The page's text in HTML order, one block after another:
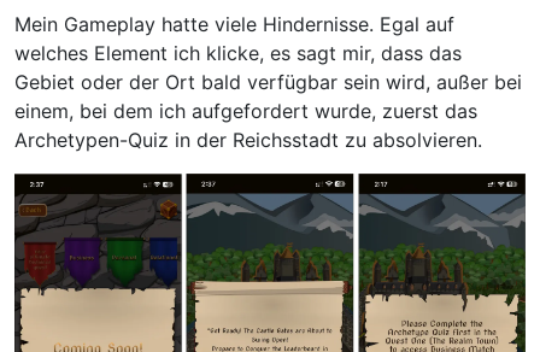
Mein Gameplay hatte viele Hindernisse. Egal auf
welches Element ich klicke, es sagt mir, dass das
Gebiet oder der Ort bald verfügbar sein wird, außer bei
einem, bei dem ich aufgefordert wurde, zuerst das
Archetypen-Quiz in der Reichsstadt zu absolvieren.